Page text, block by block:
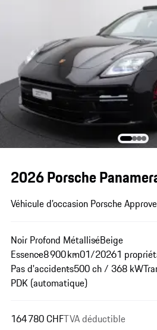
2026 Porsche
Véhicule d’occasion Porsche
Noir Profond MétalliséBeige
Essence8 900 km01/20261
Pas d'accidents500 ch / 368 kW
PDK (automatique)
164 780 CHFTVA déductible